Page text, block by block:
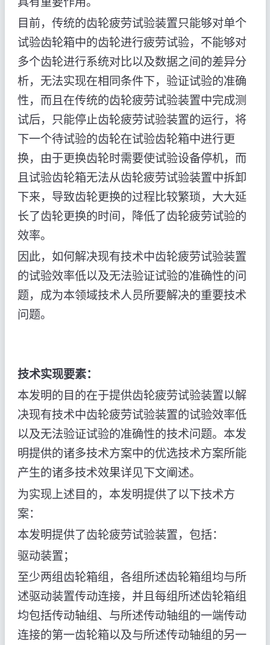
目前，传统的齿轮疲劳试验装置只能够对单个
试验齿轮箱中的齿轮进行疲劳试验，不能够对
多个齿轮进行系统对比以及数据之间的差异分
析，无法实现在相同条件下，验证试验的准确
性，而且在传统的齿轮疲劳试验装置中完成测
试后，只能停止齿轮疲劳试验装置的运行，将
下一个待试验的齿轮在试验齿轮箱中进行更
换，由于更换齿轮时需要使试验设备停机，而
且试验齿轮箱无法从齿轮疲劳试验装置中拆卸
下来，导致齿轮更换的过程比较繁琐，大大延
长了齿轮更换的时间，降低了齿轮疲劳试验的
效率。
因此，如何解决现有技术中齿轮疲劳试验装置
的试验效率低以及无法验证试验的准确性的问
题，成为本领域技术人员所要解决的重要技术
问题。
技术实现要素：
本发明的目的在于提供齿轮疲劳试验装置以解
决现有技术中齿轮疲劳试验装置的试验效率低
以及无法验证试验的准确性的技术问题。本发
明提供的诸多技术方案中的优选技术方案所能
产生的诸多技术效果详见下文阐述。
为实现上述目的，本发明提供了以下技术方
案：
本发明提供了齿轮疲劳试验装置，包括：
驱动装置；
至少两组齿轮箱组，各组所述齿轮箱组均与所
述驱动装置传动连接，并且每组所述齿轮箱组
均包括传动轴组、与所述传动轴组的一端传动
连接的第一齿轮箱以及与所述传动轴组的另一